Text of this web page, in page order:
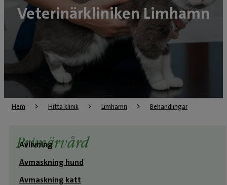
Veterinärkliniken Limhamn
Hem Hitta klinik Limhamn Behandlingar
Primärvård
Avlivning
Avmaskning hund
Avmaskning katt